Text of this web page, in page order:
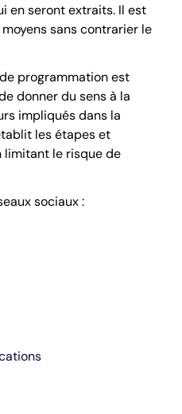
en seront extraits. Il est
sans contrarier le
programmation est
donner du sens à la
impliqués dans la
les étapes et
limitant le risque de
sociaux :